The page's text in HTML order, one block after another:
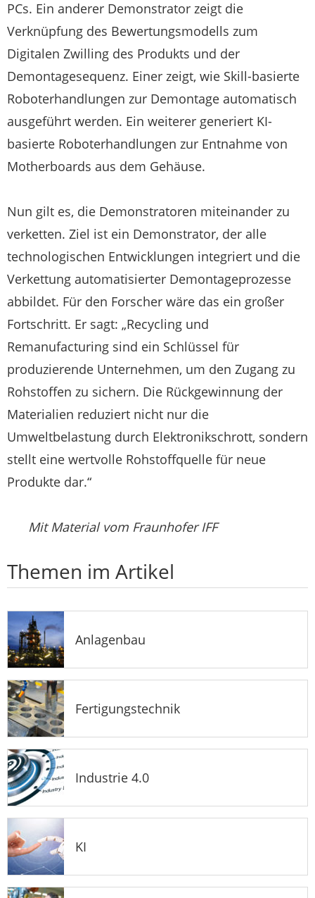
PCs. Ein anderer Demonstrator zeigt die
Verknüpfung des Bewertungsmodells zum
Digitalen Zwilling des Produkts und der
Demontagesequenz. Einer zeigt, wie Skill-basierte
Roboterhandlungen zur Demontage automatisch
ausgeführt werden. Ein weiterer generiert KI-
basierte Roboterhandlungen zur Entnahme von
Motherboards aus dem Gehäuse.
Nun gilt es, die Demonstratoren miteinander zu
verketten. Ziel ist ein Demonstrator, der alle
technologischen Entwicklungen integriert und die
Verkettung automatisierter Demontageprozesse
abbildet. Für den Forscher wäre das ein großer
Fortschritt. Er sagt: „Recycling und
Remanufacturing sind ein Schlüssel für
produzierende Unternehmen, um den Zugang zu
Rohstoffen zu sichern. Die Rückgewinnung der
Materialien reduziert nicht nur die
Umweltbelastung durch Elektronikschrott, sondern
stellt eine wertvolle Rohstoffquelle für neue
Produkte dar.“
Mit Material vom Fraunhofer IFF
Themen im Artikel
Anlagenbau
Fertigungstechnik
Industrie 4.0
KI